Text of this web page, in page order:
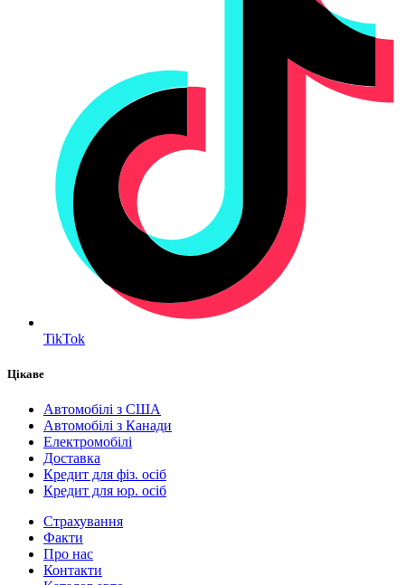
TikTok
Цікаве
Автомобілі з США
Автомобілі з Канади
Електромобілі
Доставка
Кредит для фіз. осіб
Кредит для юр. осіб
Страхування
Факти
Про нас
Контакти